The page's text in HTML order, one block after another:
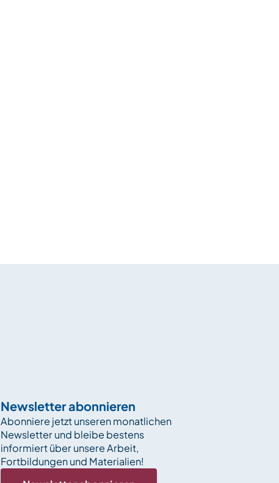
Newsletter abonnieren
Abonniere jetzt unseren monatlichen
Newsletter und bleibe bestens
informiert über unsere Arbeit,
Fortbildungen und Materialien!